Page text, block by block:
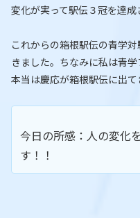
変化が実って駅伝３冠を達成
これからの箱根駅伝の青学
きました。ちなみに私は青学
本当は慶応が箱根駅伝に出
今日の所感：人の変化
す！！